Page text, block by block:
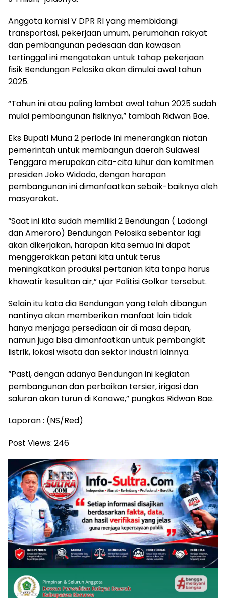
Anggota komisi V DPR RI yang membidangi
transportasi, pekerjaan umum, perumahan rakyat
dan pembangunan pedesaan dan kawasan
tertinggal ini mengatakan untuk tahap pekerjaan
fisik Bendungan Pelosika akan dimulai awal tahun
2025.
“Tahun ini atau paling lambat awal tahun 2025 sudah
mulai pembangunan fisiknya,” tambah Ridwan Bae.
Eks Bupati Muna 2 periode ini menerangkan niatan
pemerintah untuk membangun daerah Sulawesi
Tenggara merupakan cita-cita luhur dan komitmen
presiden Joko Widodo, dengan harapan
pembangunan ini dimanfaatkan sebaik-baiknya oleh
masyarakat.
“Saat ini kita sudah memiliki 2 Bendungan ( Ladongi
dan Ameroro) Bendungan Pelosika sebentar lagi
akan dikerjakan, harapan kita semua ini dapat
menggerakkan petani kita untuk terus
meningkatkan produksi pertanian kita tanpa harus
khawatir kesulitan air,” ujar Politisi Golkar tersebut.
Selain itu kata dia Bendungan yang telah dibangun
nantinya akan memberikan manfaat lain tidak
hanya menjaga persediaan air di masa depan,
namun juga bisa dimanfaatkan untuk pembangkit
listrik, lokasi wisata dan sektor industri lainnya.
“Pasti, dengan adanya Bendungan ini kegiatan
pembangunan dan perbaikan tersier, irigasi dan
saluran akan turun di Konawe,” pungkas Ridwan Bae.
Laporan : (NS/Red)
Post Views: 246